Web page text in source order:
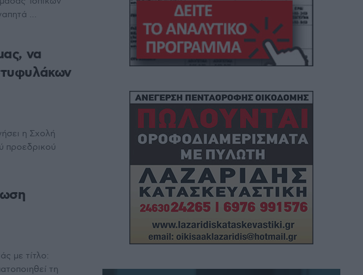
...
να
η Σχολή
προεδρικού
με τίτλο:
τη